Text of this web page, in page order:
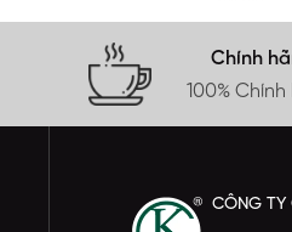
Chính
100%
CÔNG TY